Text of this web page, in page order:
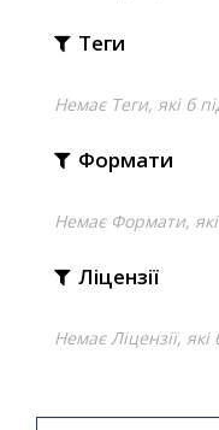
Теги
Немає Теги, які б
Формати
Немає Формати,
Ліцензії
Немає Ліцензії,